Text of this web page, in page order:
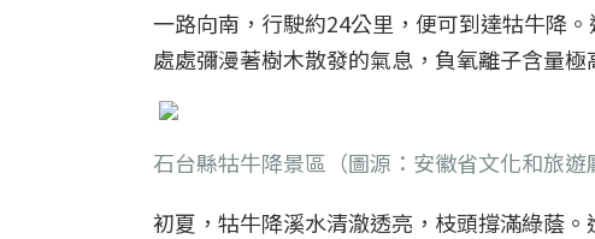
一路向南，行駛約24公里，便可到達牯牛降
處處彌漫著樹木散發的氣息，負氧離子含量
石台縣牯牛降景區（圖源：安徽省文化和旅遊
初夏，牯牛降溪水清澈透亮，枝頭撐滿綠蔭